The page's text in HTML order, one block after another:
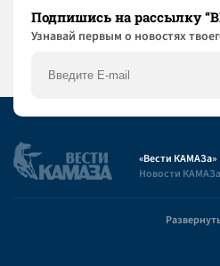
Подпишись на рассылку
Узнaвай первым о новостях
«Вести КАМАЗа»
Новости